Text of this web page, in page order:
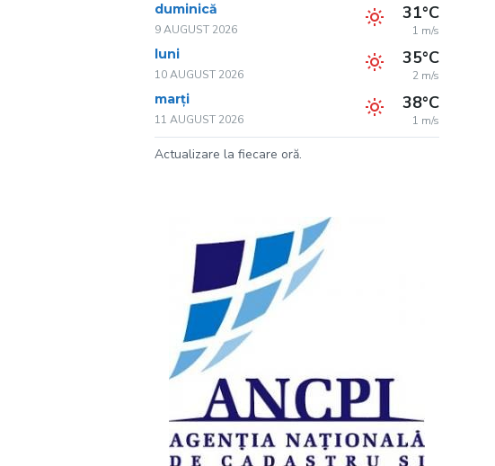
duminică
9 AUGUST 2026
31°C
1 m/s
luni
10 AUGUST 2026
35°C
2 m/s
marți
11 AUGUST 2026
38°C
1 m/s
Actualizare la fiecare oră.